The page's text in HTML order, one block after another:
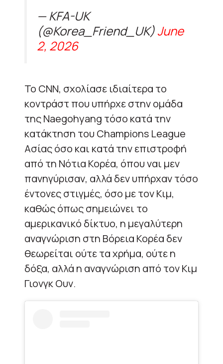
— KFA-UK
(@Korea_Friend_UK)June
2, 2026
Το CNN, σχολίασε ιδιαίτερα το
κοντράστ που υπήρχε στην ομάδα
της Naegohyang τόσο κατά την
κατάκτηση του Champions League
Ασίας όσο και κατά την επιστροφή
από τη Νότια Κορέα, όπου ναι μεν
πανηγύρισαν, αλλά δεν υπήρχαν τόσο
έντονες στιγμές, όσο με τον Κιμ,
καθώς όπως σημειώνει το
αμερικανικό δίκτυο, η μεγαλύτερη
αναγνώριση στη Βόρεια Κορέα δεν
θεωρείται ούτε τα χρήμα, ούτε η
δόξα, αλλά η αναγνώριση από τον Κιμ
Γιονγκ Ουν.